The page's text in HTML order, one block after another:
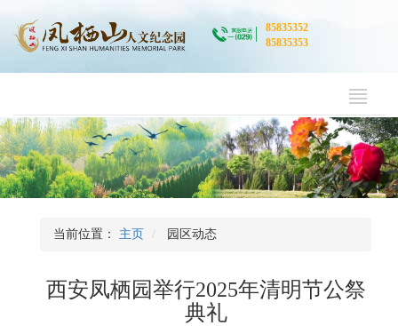
85835352
85835353
当前位置： 主页 园区动态
西安凤栖园举行2025年清明节公祭
典礼